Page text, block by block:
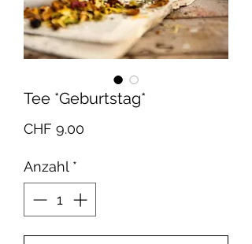
Tee *Geburtstag*
CHF 9.00
Anzahl *